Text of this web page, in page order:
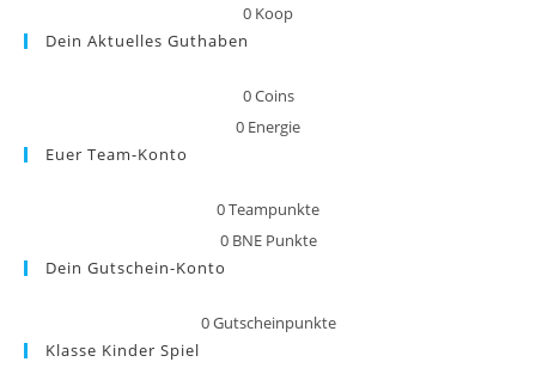
0 Koop
Dein Aktuelles Guthaben
0Coins
0 Energie
Euer Team-Konto
0Teampunkte
0 BNE Punkte
Dein Gutschein-Konto
0Gutscheinpunkte
Klasse Kinder Spiel